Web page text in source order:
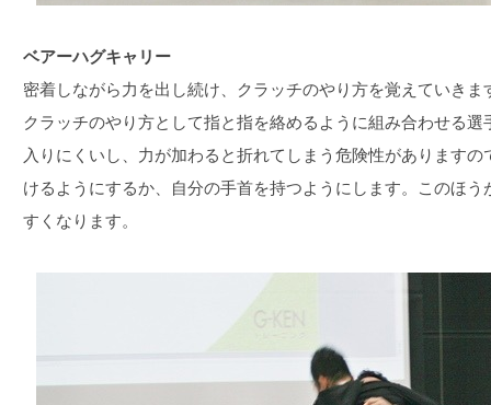
ベアーハグキャリー
密着しながら力を出し続け、クラッチのやり方を覚えていきま
クラッチのやり方として指と指を絡めるように組み合わせる
入りにくいし、力が加わると折れてしまう危険性があります
けるようにするか、自分の手首を持つようにします。このほ
すくなります。